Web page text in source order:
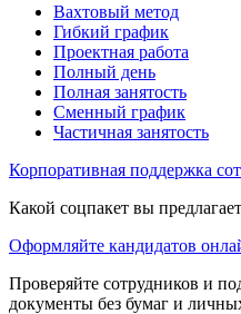
Вахтовый метод
Гибкий график
Проектная работа
Полный день
Полная занятость
Сменный график
Частичная занятость
Корпоративная поддержка
Какой соцпакет вы
Оформляйте кандидатов
Проверяйте сотрудников и
документы без бумаг и